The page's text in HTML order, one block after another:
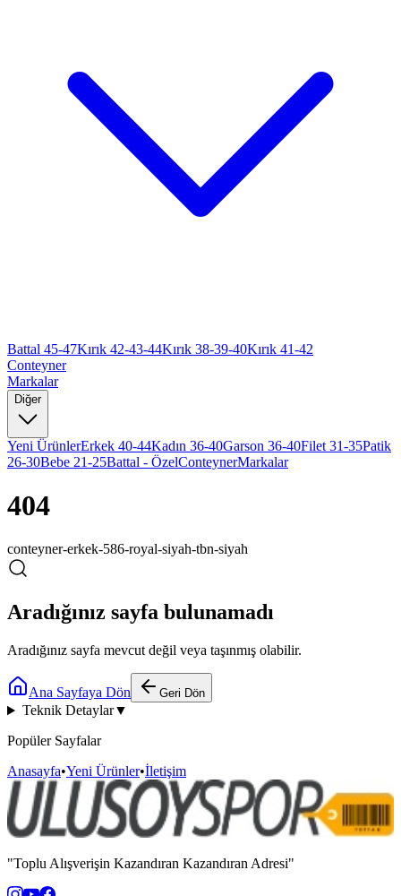
Battal 45-47Kırık 42-43-44Kırık 38-39-40Kırık 41-42
Conteyner
Markalar
Diğer
Yeni ÜrünlerErkek 40-44Kadın 36-40Garson 36-40Filet 31-35Patik
26-30Bebe 21-25Battal - ÖzelConteynerMarkalar
404
conteyner-erkek-586-royal-siyah-tbn-siyah
Aradığınız sayfa bulunamadı
Aradığınız sayfa mevcut değil veya taşınmış olabilir.
Ana Sayfaya Dön Geri Dön
Teknik Detaylar▼
Popüler Sayfalar
Anasayfa•Yeni Ürünler•İletişim
"Toplu Alışverişin Kazandıran Kazandıran Adresi"